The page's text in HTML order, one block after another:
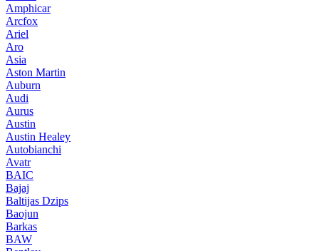
Amphicar
Arcfox
Ariel
Aro
Asia
Aston Martin
Auburn
Audi
Aurus
Austin
Austin Healey
Autobianchi
Avatr
BAIC
Bajaj
Baltijas Dzips
Baojun
Barkas
BAW